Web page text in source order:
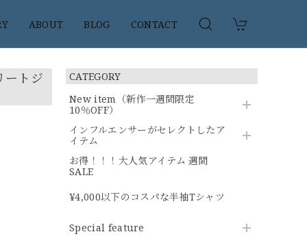
ABOUT BLOG CONTACT
CATEGORY
New item（新作一週間限定
10％OFF）
インフルエンサーがセレクトしたア
イテム
お得！！！大人気アイテム 週間
SALE
¥4,000以下のコスパな半袖Tシャツ
Special feature
ートジ